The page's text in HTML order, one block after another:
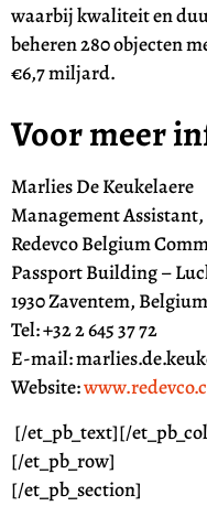
waarbij kwaliteit en
beheren 280 objecten
€6,7 miljard.
Voor meer
Marlies De Keukelaere
Management
Redevco Belgium
Passport Building –
1930 Zaventem, Belgium
Tel: +32 2 645 37 72
E-mail:
Website:
[/et_pb_text][/
[/et_pb_row]
[/et_pb_section]